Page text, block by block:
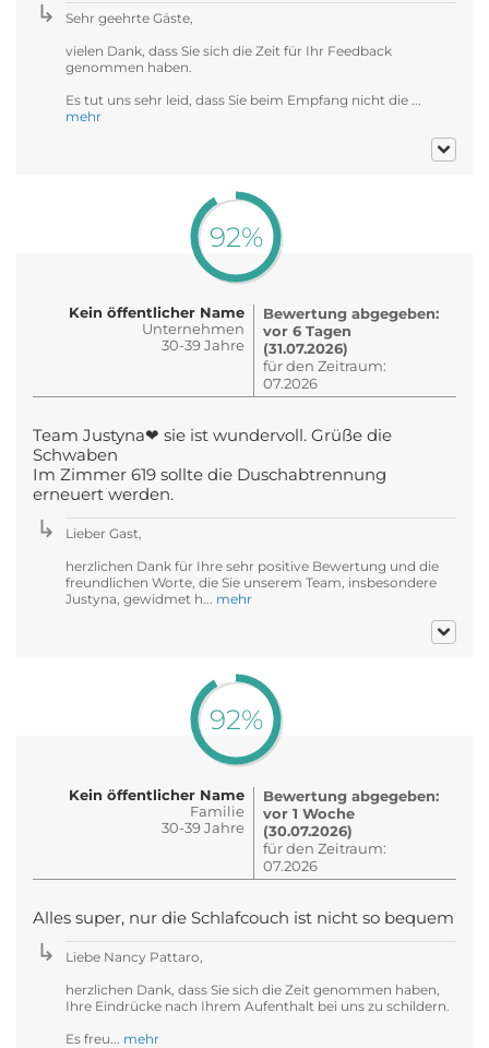
Sehr geehrte Gäste,
vielen Dank, dass Sie sich die Zeit für Ihr Feedback
genommen haben.
Es tut uns sehr leid, dass Sie beim Empfang nicht die ...
mehr
92%
Kein öffentlicher Name
Unternehmen
30-39 Jahre
Bewertung abgegeben:
vor 6 Tagen
(31.07.2026)
für den Zeitraum:
07.2026
Team Justyna❤ sie ist wundervoll. Grüße die
Schwaben
Im Zimmer 619 sollte die Duschabtrennung
erneuert werden.
Lieber Gast,
herzlichen Dank für Ihre sehr positive Bewertung und die
freundlichen Worte, die Sie unserem Team, insbesondere
Justyna, gewidmet h... mehr
92%
Kein öffentlicher Name
Familie
30-39 Jahre
Bewertung abgegeben:
vor 1 Woche
(30.07.2026)
für den Zeitraum:
07.2026
Alles super, nur die Schlafcouch ist nicht so bequem
Liebe Nancy Pattaro,
herzlichen Dank, dass Sie sich die Zeit genommen haben,
Ihre Eindrücke nach Ihrem Aufenthalt bei uns zu schildern.
Es freu... mehr